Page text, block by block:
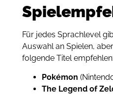
Für jedes Sprachlevel
Auswahl an Spielen,
folgende Titel empfehlen:
Pokémon
The Legend of